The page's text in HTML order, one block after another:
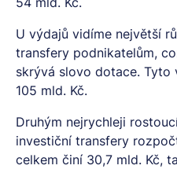
U výdajů vidíme největší
transfery podnikatelům,
skrývá slovo dotace. Tyto
105 mld. Kč.
Druhým nejrychleji
investiční transfery
celkem činí 30,7 mld. Kč,